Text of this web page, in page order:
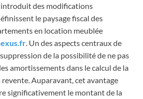
introduit des modifications
le paysage fiscal des
en location meublée
. Un des aspects centraux de
de la possibilité de ne pas
amortissements dans le calcul de la
Auparavant, cet avantage
significativement le montant de la